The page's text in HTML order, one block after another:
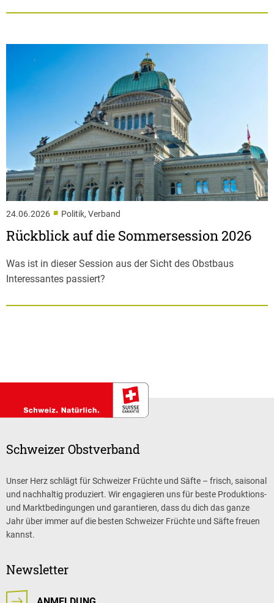
24.06.2026 ■ Politik, Verband
Rückblick auf die Sommersession 2026
Was ist in dieser Session aus der Sicht des Obstbaus
Interessantes passiert?
Schweizer Obstverband
Unser Herz schlägt für Schweizer Früchte und Säfte – frisch, saisonal
und nachhaltig produziert. Wir engagieren uns für beste Produktions-
und Marktbedingungen und garantieren, dass du dich das ganze
Jahr über immer auf die besten Schweizer Früchte und Säfte freuen
kannst.
Newsletter